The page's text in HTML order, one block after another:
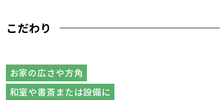
こだわり
お家の広さや方角
和室や書斎または設備に